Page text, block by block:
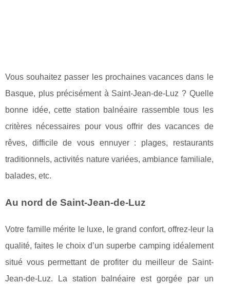
Vous souhaitez passer les prochaines vacances dans le
Basque, plus précisément à Saint-Jean-de-Luz ? Quelle
bonne idée, cette station balnéaire rassemble tous les
critères nécessaires pour vous offrir des vacances de
rêves, difficile de vous ennuyer : plages, restaurants
traditionnels, activités nature variées, ambiance familiale,
balades, etc.
Au nord de Saint-Jean-de-Luz
Votre famille mérite le luxe, le grand confort, offrez-leur la
qualité, faites le choix d’un superbe camping idéalement
situé vous permettant de profiter du meilleur de Saint-
Jean-de-Luz. La station balnéaire est gorgée par un